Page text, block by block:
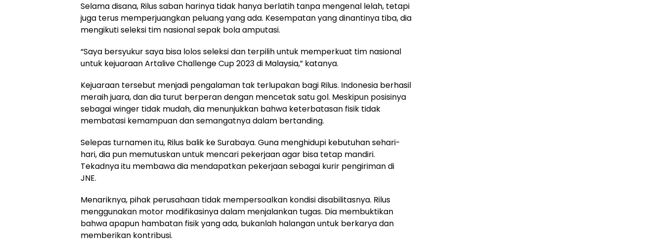
Selama disana, Rilus saban harinya tidak hanya berlatih tanpa mengenal lelah, tetapi
juga terus memperjuangkan peluang yang ada. Kesempatan yang dinantinya tiba, dia
mengikuti seleksi tim nasional sepak bola amputasi.
“Saya bersyukur saya bisa lolos seleksi dan terpilih untuk memperkuat tim nasional
untuk kejuaraan Artalive Challenge Cup 2023 di Malaysia,” katanya.
Kejuaraan tersebut menjadi pengalaman tak terlupakan bagi Rilus. Indonesia berhasil
meraih juara, dan dia turut berperan dengan mencetak satu gol. Meskipun posisinya
sebagai winger tidak mudah, dia menunjukkan bahwa keterbatasan fisik tidak
membatasi kemampuan dan semangatnya dalam bertanding.
Selepas turnamen itu, Rilus balik ke Surabaya. Guna menghidupi kebutuhan sehari-
hari, dia pun memutuskan untuk mencari pekerjaan agar bisa tetap mandiri.
Tekadnya itu membawa dia mendapatkan pekerjaan sebagai kurir pengiriman di
JNE.
Menariknya, pihak perusahaan tidak mempersoalkan kondisi disabilitasnya. Rilus
menggunakan motor modifikasinya dalam menjalankan tugas. Dia membuktikan
bahwa apapun hambatan fisik yang ada, bukanlah halangan untuk berkarya dan
memberikan kontribusi.